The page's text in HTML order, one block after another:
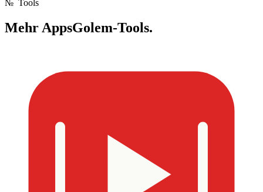
№ Tools
Mehr AppsGolem-Tools.